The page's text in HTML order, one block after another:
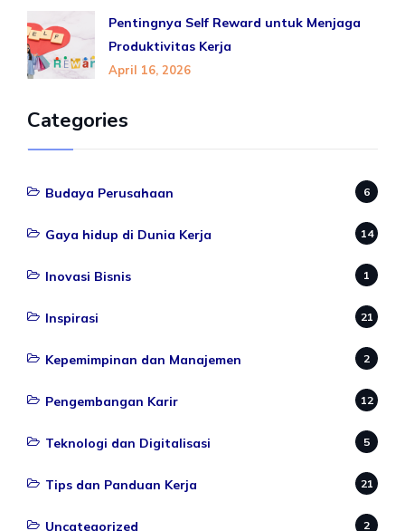
Pentingnya Self Reward untuk Menjaga
Produktivitas Kerja
April 16, 2026
Categories
Budaya Perusahaan 6
Gaya hidup di Dunia Kerja 14
Inovasi Bisnis 1
Inspirasi 21
Kepemimpinan dan Manajemen 2
Pengembangan Karir 12
Teknologi dan Digitalisasi 5
Tips dan Panduan Kerja 21
Uncategorized 2